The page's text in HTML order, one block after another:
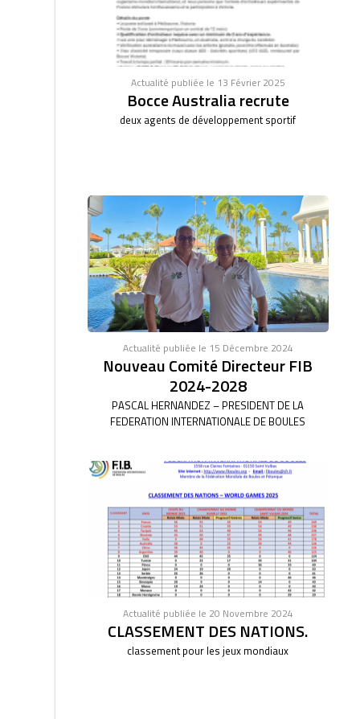
Actualité publiée le 13 Février 2025
Bocce Australia recrute
deux agents de développement sportif
Actualité publiée le 15 Décembre 2024
Nouveau Comité Directeur FIB
2024-2028
PASCAL HERNANDEZ – PRESIDENT DE LA
FEDERATION INTERNATIONALE DE BOULES
Actualité publiée le 20 Novembre 2024
CLASSEMENT DES NATIONS.
classement pour les jeux mondiaux